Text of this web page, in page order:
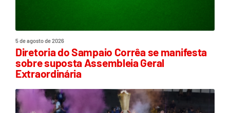
5 de agosto de 2026
Diretoria do Sampaio Corrêa se manifesta
sobre suposta Assembleia Geral
Extraordinária